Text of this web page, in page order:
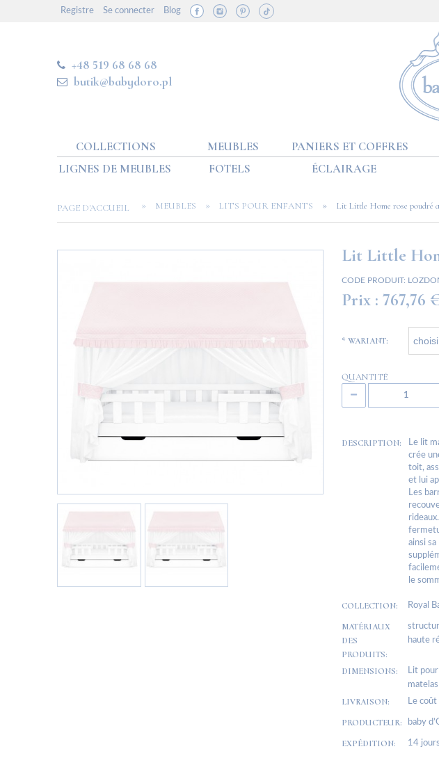
Registre Se connecter Blog
+48 519 68 68 68
butik@babydoro.pl
COLLECTIONS MEUBLES PANIERS ET COFFRES
LIGNES DE MEUBLES
FOTELS ÉCLAIRAGE
PAGE D'ACCUEIL » MEUBLES » LITS POUR ENFANTS » Lit Little Home rose poudré
Lit Little
CODE PRODUIT:
Prix : 767,76
* WARIANT:
QUANTITÉ
DESCRIPTION:
Le lit
crée
toit,
et lui
Les
ainsi
le
COLLECTION: Royal
MATÉRIAUX
DES
PRODUITS:
haute
DIMENSIONS:
Lit
LIVRAISON: Le coût
PRODUCTEUR: baby
EXPÉDITION: 14 jours